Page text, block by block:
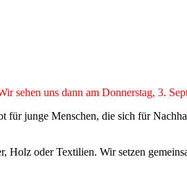
sehen uns dann am Donnerstag, 3.
junge Menschen, die sich für
oder Textilien. Wir setzen